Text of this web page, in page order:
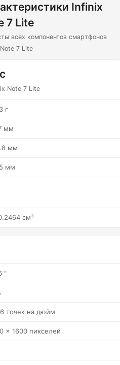
Infinix
7 Lite
всех компонентов смартфонов
7 Lite
Note 7 Lite
г
мм
мм
мм
см³
"
точек на дюйм
x 1600 пикселей